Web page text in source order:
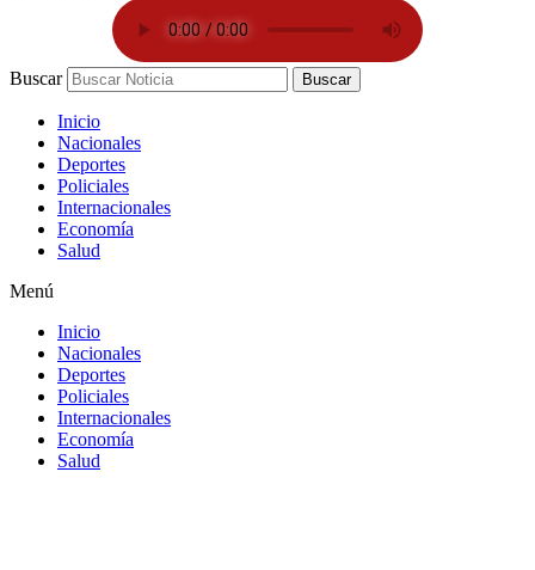
Buscar Buscar
Inicio
Nacionales
Deportes
Policiales
Internacionales
Economía
Salud
Menú
Inicio
Nacionales
Deportes
Policiales
Internacionales
Economía
Salud